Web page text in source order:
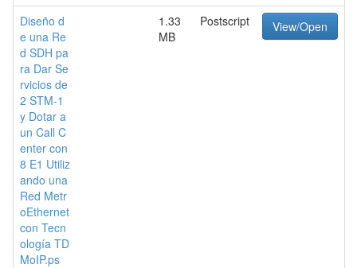
Diseño d
e una Re
d SDH pa
ra Dar Se
rvicios de
2 STM-1
y Dotar a
un Call C
enter con
8 E1 Utiliz
ando una
Red Metr
oEthernet
con Tecn
ología TD
MoIP.ps
1.33
MB
Postscript View/Open